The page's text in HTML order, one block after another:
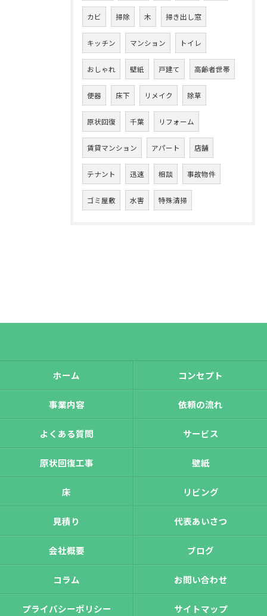
カビ 掃除 木 掃き出し窓
キッチン マンション トイレ
おしゃれ 壁紙 戸建て 高齢者世帯
便器 床下 リメイク 除草
原状回復 千葉 リフォーム
賃貸マンション アパート 店舗
テナント 迅速 相談 事故物件
ゴミ屋敷 水害 特殊清掃
ホーム コンセプト
事業内容 依頼の流れ
よくある質問 サービス
原状回復工事 壁紙
床 リビング
見積り 代表あいさつ
会社概要 ブログ
コラム お問い合わせ
プライバシーポリシー サイトマップ